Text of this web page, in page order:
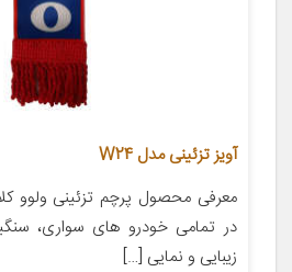
آویز تزئینی مدل W24
معرفی محصول پرچم تزئینی ولوو
در تمامی خودرو های سواری،
زیبایی و نمایی […]